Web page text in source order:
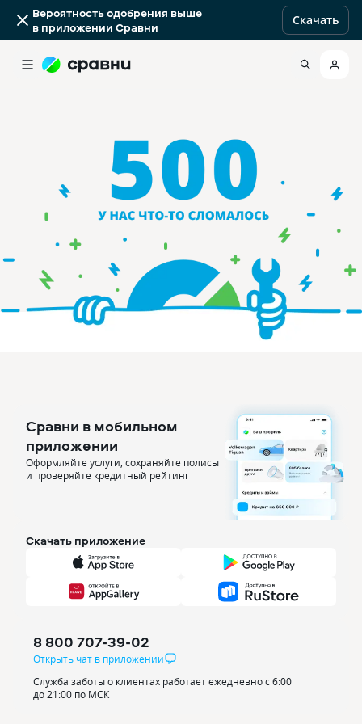
Вероятность одобрения выше
в приложении Сравни
Скачать
Сравни в мобильном
приложении
Оформляйте услуги, сохраняйте полисы
и проверяйте кредитный рейтинг
Скачать приложение
8 800 707-39-02
Открыть чат в приложении
Служба заботы о клиентах работает ежедневно с 6:00
до 21:00 по МСК